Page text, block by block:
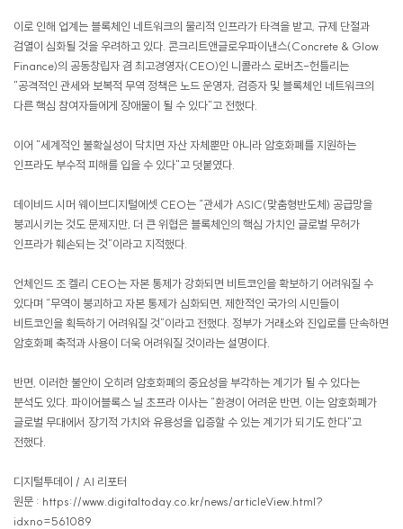
이로 인해 업계는 블록체인 네트워크의 물리적 인프라가 타격을 받고, 규제 단절과
검열이 심화될 것을 우려하고 있다. 콘크리트앤글로우파이낸스(Concrete & Glow
Finance)의 공동창립자 겸 최고경영자(CEO)인 니콜라스 로버츠-헌틀리는
"공격적인 관세와 보복적 무역 정책은 노드 운영자, 검증자 및 블록체인 네트워크의
다른 핵심 참여자들에게 장애물이 될 수 있다"고 전했다.
이어 "세계적인 불확실성이 닥치면 자산 자체뿐만 아니라 암호화폐를 지원하는
인프라도 부수적 피해를 입을 수 있다"고 덧붙였다.
데이비드 시머 웨이브디지털에셋 CEO는 “관세가 ASIC(맞춤형반도체) 공급망을
붕괴시키는 것도 문제지만, 더 큰 위협은 블록체인의 핵심 가치인 글로벌 무허가
인프라가 훼손되는 것”이라고 지적했다.
언체인드 조 켈리 CEO는 자본 통제가 강화되면 비트코인을 확보하기 어려워질 수
있다며 “무역이 붕괴하고 자본 통제가 심화되면, 제한적인 국가의 시민들이
비트코인을 획득하기 어려워질 것”이라고 전했다. 정부가 거래소와 진입로를 단속하면
암호화폐 축적과 사용이 더욱 어려워질 것이라는 설명이다.
반면, 이러한 불안이 오히려 암호화폐의 중요성을 부각하는 계기가 될 수 있다는
분석도 있다. 파이어블록스 닐 초프라 이사는 “환경이 어려운 반면, 이는 암호화폐가
글로벌 무대에서 장기적 가치와 유용성을 입증할 수 있는 계기가 되기도 한다"고
전했다.
디지털투데이 / AI 리포터
원문 : https://www.digitaltoday.co.kr/news/articleView.html?
idxno=561089